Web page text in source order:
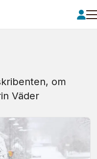
om
Väder